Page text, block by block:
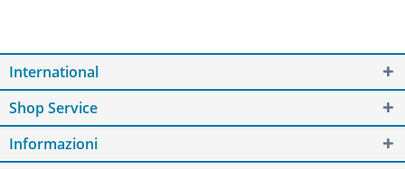
International
Shop Service
Informazioni